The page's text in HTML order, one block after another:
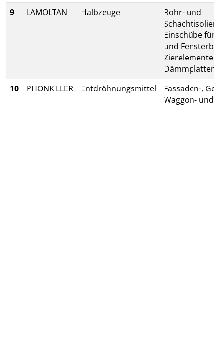
9 LAMOLTAN Halbzeuge
Rohr- und
Einschübe für
und
Zierelemente,
Dämmplatten
10
PHONKILLER Entdröhnungsmittel
Fassaden-,
Waggon- und